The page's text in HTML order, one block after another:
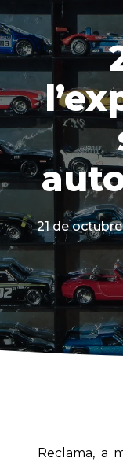
21 de octubre
Reclama, a